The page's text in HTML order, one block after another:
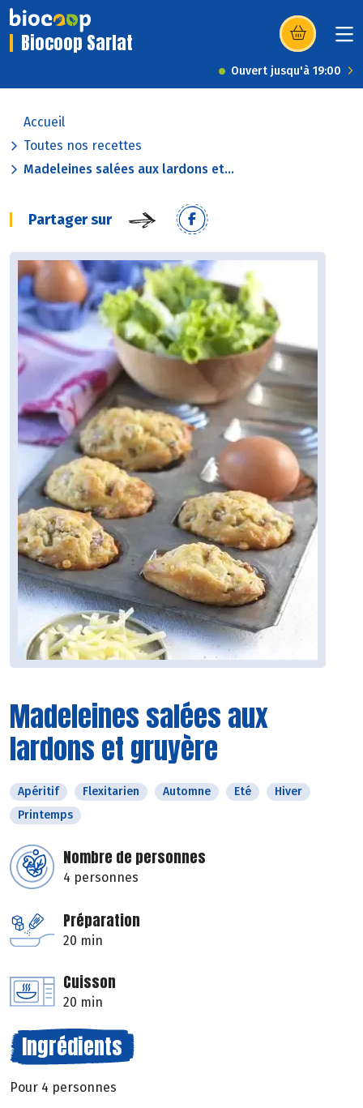
Biocoop Sarlat (s’ouvre dans
Ouvert jusqu'à 19:00
Accueil
Toutes nos recettes
Madeleines salées aux lardons et...
Partager sur
Madeleines salées aux
lardons et gruyère
Apéritif Flexitarien Automne Eté
Hiver
Printemps
Nombre de personnes
4 personnes
Préparation
20 min
Cuisson
20 min
Ingrédients
Pour 4 personnes